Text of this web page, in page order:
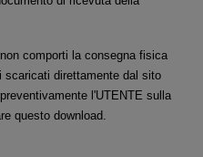
comporti la consegna fisica
scaricati direttamente dal sito
l'UTENTE sulla
questo download.